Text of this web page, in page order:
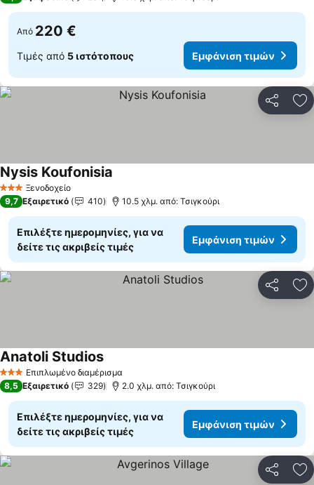
Από 220 €
Τιμές από 5 ιστότοπους Εμφάνιση τιμών
3 ΑστέριαΞενοδοχείο
Nysis Koufonisia
9,7 Εξαιρετικό 410 10.5 χλμ. από: Τσιγκούρι
Επιλέξτε ημερομηνίες, για να
δείτε τις ακριβείς τιμές
Εμφάνιση τιμών
3 ΑστέριαΕπιπλωμένο διαμέρισμα
Anatoli StudiosΕμφάνιση τιμών
8,5 Εξαιρετικό 329 2.0 χλμ. από: Τσιγκούρι
Επιλέξτε ημερομηνίες, για να
δείτε τις ακριβείς τιμές
Εμφάνιση τιμών